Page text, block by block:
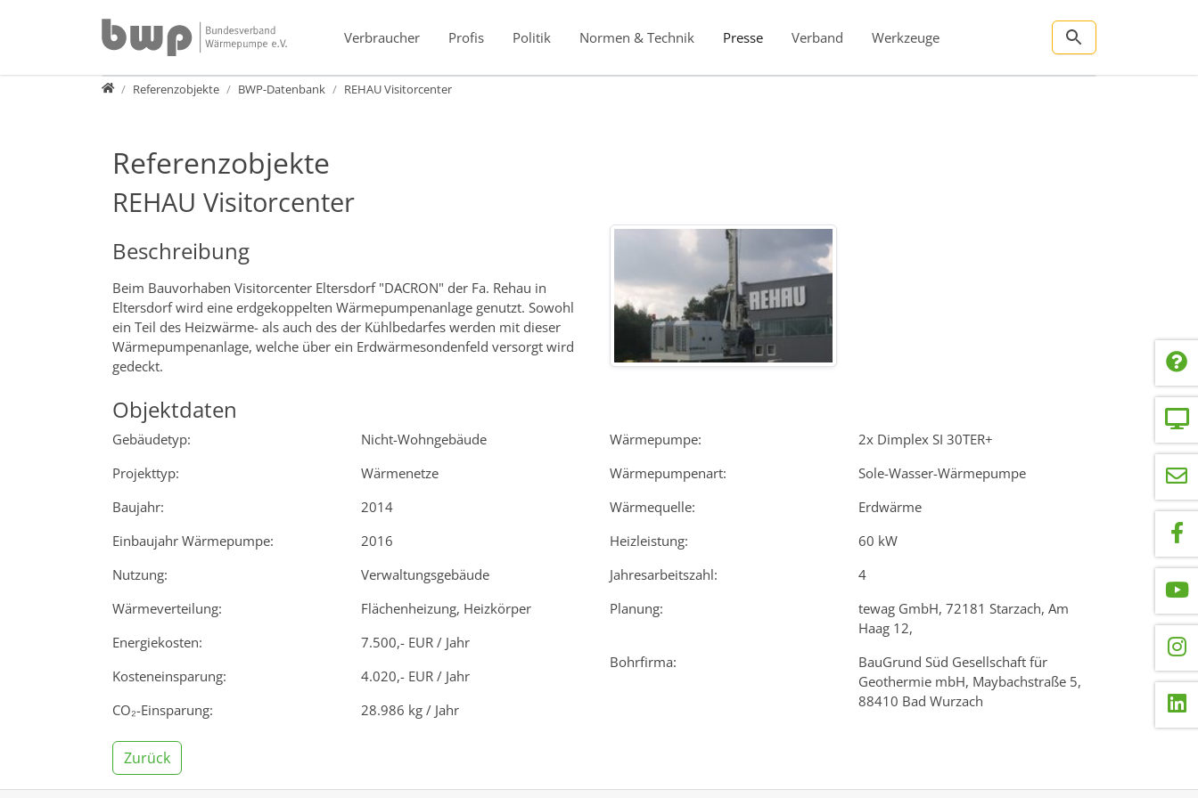
Verbraucher
Profis Politik Normen & Technik Presse Verband Werkzeuge
PresseReferenzobjekte BWP-Datenbank REHAU Visitorcenter
Referenzobjekte
REHAU Visitorcenter
Beschreibung
Beim Bauvorhaben Visitorcenter Eltersdorf "DACRON" der Fa. Rehau in
Eltersdorf wird eine erdgekoppelten Wärmepumpenanlage genutzt. Sowohl
ein Teil des Heizwärme- als auch des der Kühlbedarfes werden mit dieser
Wärmepumpenanlage, welche über ein Erdwärmesondenfeld versorgt wird
gedeckt.
Objektdaten
Gebäudetyp:
Nicht-Wohngebäude
Projekttyp:
Wärmenetze
Baujahr:
2014
Einbaujahr Wärmepumpe:
2016
Nutzung:
Verwaltungsgebäude
Wärmeverteilung:
Flächenheizung, Heizkörper
Energiekosten:
7.500,- EUR / Jahr
Kosteneinsparung:
4.020,- EUR / Jahr
CO₂-Einsparung:
28.986 kg / Jahr
Wärmepumpe:
2x Dimplex SI 30TER+
Wärmepumpenart:
Sole-Wasser-Wärmepumpe
Wärmequelle:
Erdwärme
Heizleistung:
60 kW
Jahresarbeitszahl:
4
Planung:
tewag GmbH, 72181 Starzach, Am
Haag 12,
Bohrfirma:
BauGrund Süd Gesellschaft für
Geothermie mbH, Maybachstraße 5,
88410 Bad Wurzach
Zurück